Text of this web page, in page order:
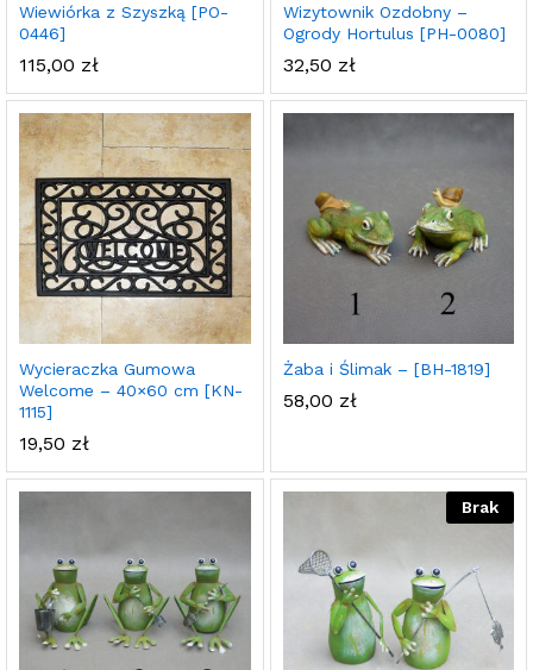
Wiewiórka z Szyszką [PO-
0446]
115,00 zł
Wizytownik Ozdobny –
Ogrody Hortulus [PH-0080]
32,50 zł
Wycieraczka Gumowa
Welcome – 40×60 cm [KN-
1115]
19,50 zł
Żaba i Ślimak – [BH-1819]
58,00 zł
Brak